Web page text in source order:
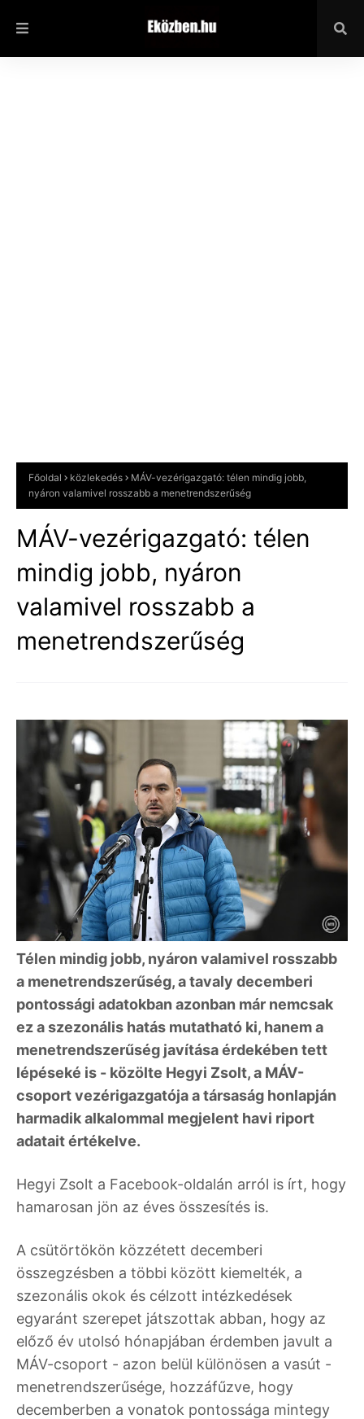
Főoldal közlekedés
MÁV-vezérigazgató: télen mindig jobb,
nyáron valamivel rosszabb a menetrendszerűség
MÁV-vezérigazgató: télen
mindig jobb, nyáron
valamivel rosszabb a
menetrendszerűség
Télen mindig jobb, nyáron valamivel rosszabb
a menetrendszerűség, a tavaly decemberi
pontossági adatokban azonban már nemcsak
ez a szezonális hatás mutatható ki, hanem a
menetrendszerűség javítása érdekében tett
lépéseké is - közölte Hegyi Zsolt, a MÁV-
csoport vezérigazgatója a társaság honlapján
harmadik alkalommal megjelent havi riport
adatait értékelve.
Hegyi Zsolt a Facebook-oldalán arról is írt, hogy
hamarosan jön az éves összesítés is.
A csütörtökön közzétett decemberi
összegzésben a többi között kiemelték, a
szezonális okok és célzott intézkedések
egyaránt szerepet játszottak abban, hogy az
előző év utolsó hónapjában érdemben javult a
MÁV-csoport - azon belül különösen a vasút -
menetrendszerűsége, hozzáfűzve, hogy
decemberben a vonatok pontossága mintegy